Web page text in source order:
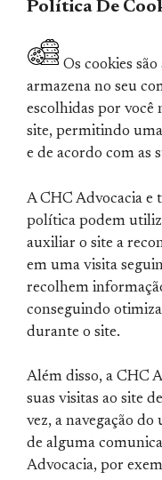
Política De
Os cookies
armazena no seu
escolhidas por você
site, permitindo
e de acordo com as
A CHC Advocacia e
política podem
auxiliar o site a
em uma visita
recolhem
conseguindo
durante o site.
Além disso, a CHC
suas visitas ao site
vez, a navegação
de alguma
Advocacia, por